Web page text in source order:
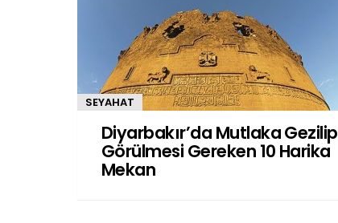
SEYAHAT
Diyarbakır’da Mutlaka Gezilip
Görülmesi Gereken 10 Harika
Mekan